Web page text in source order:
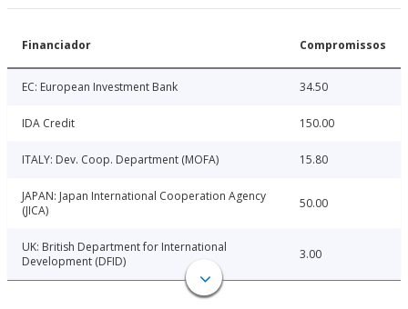
Financiador Compromissos
EC: European Investment Bank 34.50
IDA Credit 150.00
ITALY: Dev. Coop. Department (MOFA) 15.80
JAPAN: Japan International Cooperation Agency
(JICA)
50.00
UK: British Department for International
Development (DFID)
3.00